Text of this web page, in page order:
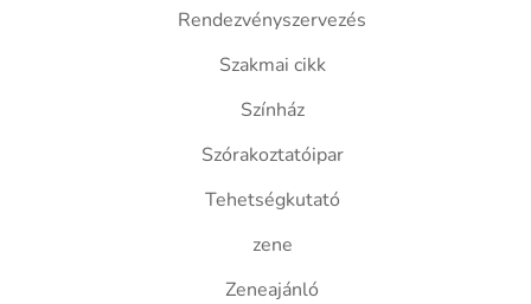
Rendezvényszervezés
Szakmai cikk
Színház
Szórakoztatóipar
Tehetségkutató
zene
Zeneajánló